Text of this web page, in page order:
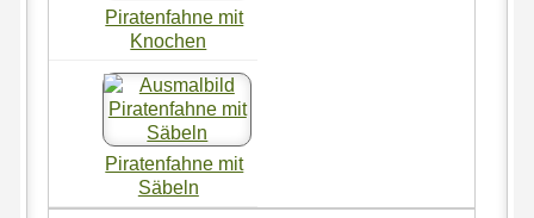
Piratenfahne mit
Knochen
Piratenfahne mit
Säbeln